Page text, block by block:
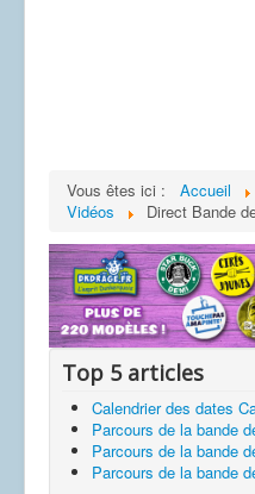
Vous êtes ici : Accueil
Vidéos
Direct Bande
Top 5 articles
Calendrier des dates
Parcours de la bande
Parcours de la bande
Parcours de la bande